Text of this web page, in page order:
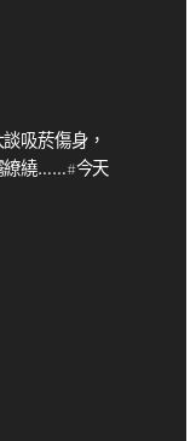
吸菸傷身，
繚繞……#今天